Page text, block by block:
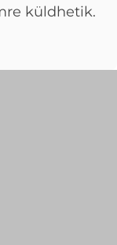
küldhetik.